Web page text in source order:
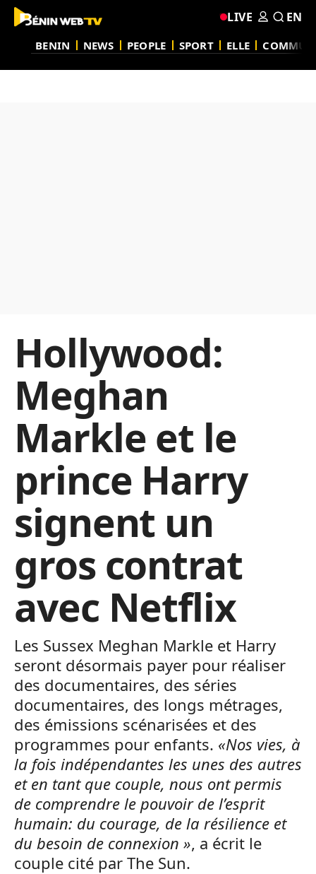
BENIN NEWS PEOPLE SPORT ELLE
LIVE EN
Hollywood:
Meghan
Markle et le
prince Harry
signent un
gros contrat
avec Netflix
Les Sussex Meghan Markle et Harry
seront désormais payer pour réaliser
des documentaires, des séries
documentaires, des longs métrages,
des émissions scénarisées et des
programmes pour enfants. «Nos vies, à
la fois indépendantes les unes des autres
et en tant que couple, nous ont permis
de comprendre le pouvoir de l’esprit
humain: du courage, de la résilience et
du besoin de connexion », a écrit le
couple cité par The Sun.